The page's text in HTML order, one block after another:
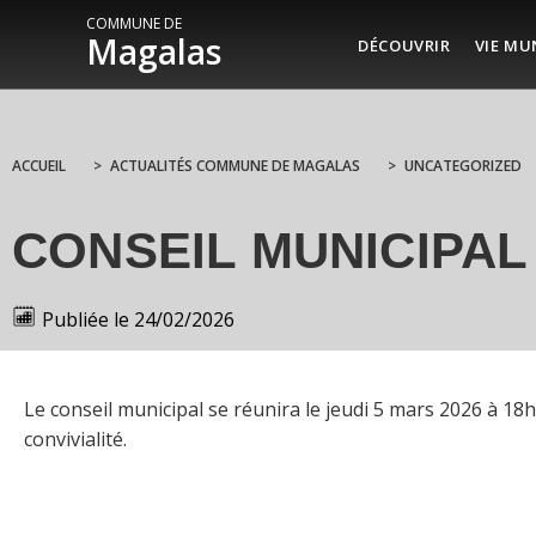
COMMUNE DE
Magalas DÉCOUVRIR VIE
ACCUEIL > ACTUALITÉS COMMUNE DE MAGALAS > UNCATEGORIZED
CONSEIL MUNICIPAL
Publiée le 24/02/2026
Le conseil municipal se réunira le jeudi 5 mars 2026 à
convivialité.